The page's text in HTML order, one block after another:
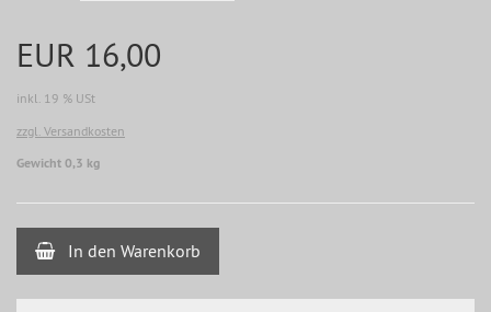
EUR 16,00
inkl. 19 % USt
zzgl. Versandkosten
Gewicht 0,3 kg
In den Warenkorb